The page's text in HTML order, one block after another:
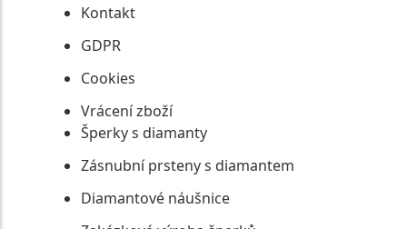
Kontakt
GDPR
Cookies
Vrácení zboží
Šperky s diamanty
Zásnubní prsteny s diamantem
Diamantové náušnice